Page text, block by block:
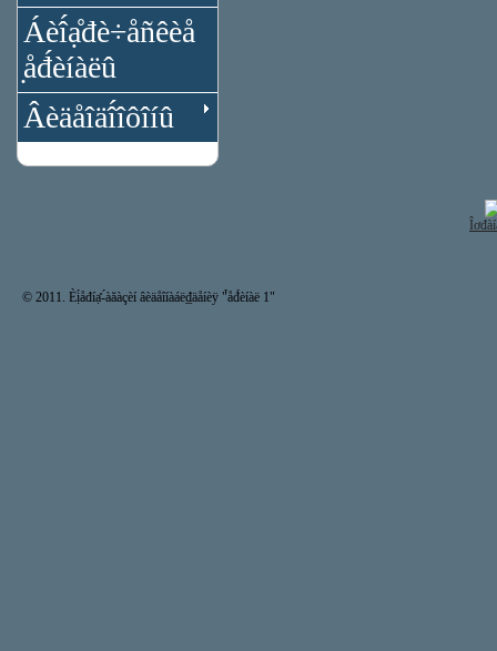
Áèî́ạ̊đè÷åñêèå
̣åđ́èíàëû
Âèäåîäî́îôîíû
© 2011. Èị́åđíạ̊-́àăàçèí âèäåîíàáë₫äåíèÿ "̉åđ́èíàë 1"